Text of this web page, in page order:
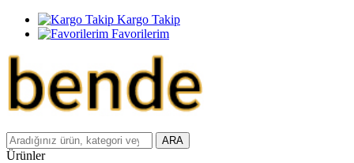
Kargo Takip
Favorilerim
ARA
Ürünler